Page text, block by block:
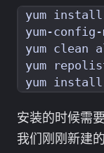
安装的时候需
我们刚刚新建